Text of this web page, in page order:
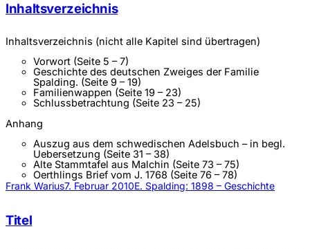
Inhaltsverzeichnis
Inhaltsverzeichnis (nicht alle Kapitel sind übertragen)
Vorwort (Seite 5 – 7)
Geschichte des deutschen Zweiges der Familie
Spalding. (Seite 9 – 19)
Familienwappen (Seite 19 – 23)
Schlussbetrachtung (Seite 23 – 25)
Anhang
Auszug aus dem schwedischen Adelsbuch – in begl.
Uebersetzung (Seite 31 – 38)
Alte Stammtafel aus Malchin (Seite 73 – 75)
Oerthlings Brief vom J. 1768 (Seite 76 – 78)
Frank Warius7. Februar 2010E. Spalding: 1898 – Geschichte
Titel